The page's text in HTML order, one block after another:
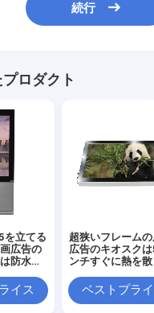
続行
ロダクト
を立てる
広告の
防水す
イス
超狭いフレーム
広告のキオスク
ンチすぐに熱を
ベストプラ